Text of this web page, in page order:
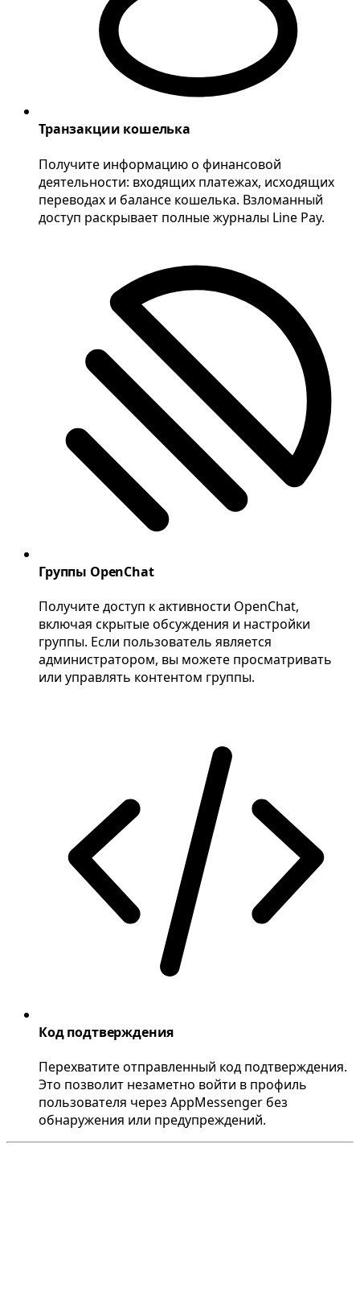
Транзакции кошелька
Получите информацию о финансовой
деятельности: входящих платежах, исходящих
переводах и балансе кошелька. Взломанный
доступ раскрывает полные журналы Line Pay.
Группы OpenChat
Получите доступ к активности OpenChat,
включая скрытые обсуждения и настройки
группы. Если пользователь является
администратором, вы можете просматривать
или управлять контентом группы.
Код подтверждения
Перехватите отправленный код подтверждения.
Это позволит незаметно войти в профиль
пользователя через AppMessenger без
обнаружения или предупреждений.